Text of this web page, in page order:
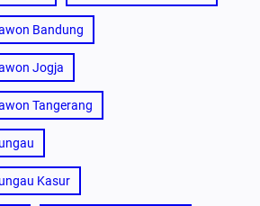
Bandung
Jogja
Tangerang
Kasur